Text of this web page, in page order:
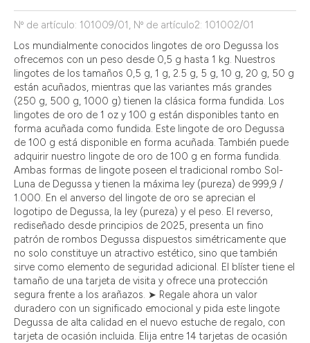
Nº de artículo: 101009/01, Nº de artículo2: 101002/01
Los mundialmente conocidos lingotes de oro Degussa los
ofrecemos con un peso desde 0,5 g hasta 1 kg. Nuestros
lingotes de los tamaños 0,5 g, 1 g, 2.5 g, 5 g, 10 g, 20 g, 50 g
están acuñados, mientras que las variantes más grandes
(250 g, 500 g, 1000 g) tienen la clásica forma fundida. Los
lingotes de oro de 1 oz y 100 g están disponibles tanto en
forma acuñada como fundida. Este lingote de oro Degussa
de 100 g está disponible en forma acuñada. También puede
adquirir nuestro lingote de oro de 100 g en forma fundida.
Ambas formas de lingote poseen el tradicional rombo Sol-
Luna de Degussa y tienen la máxima ley (pureza) de 999,9 /
1.000. En el anverso del lingote de oro se aprecian el
logotipo de Degussa, la ley (pureza) y el peso. El reverso,
rediseñado desde principios de 2025, presenta un fino
patrón de rombos Degussa dispuestos simétricamente que
no solo constituye un atractivo estético, sino que también
sirve como elemento de seguridad adicional. El blíster tiene el
tamaño de una tarjeta de visita y ofrece una protección
segura frente a los arañazos. ➤ Regale ahora un valor
duradero con un significado emocional y pida este lingote
Degussa de alta calidad en el nuevo estuche de regalo, con
tarjeta de ocasión incluida. Elija entre 14 tarjetas de ocasión